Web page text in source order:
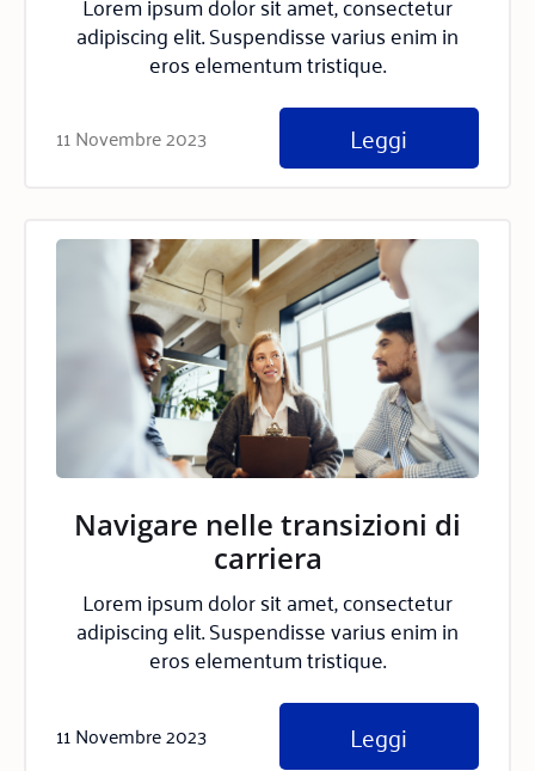
adipiscing elit. Suspendisse varius enim in
eros elementum tristique.
11 Novembre 2023 Leggi
Navigare nelle transizioni di
carriera
Lorem ipsum dolor sit amet, consectetur
adipiscing elit. Suspendisse varius enim in
eros elementum tristique.
11 Novembre 2023 Leggi